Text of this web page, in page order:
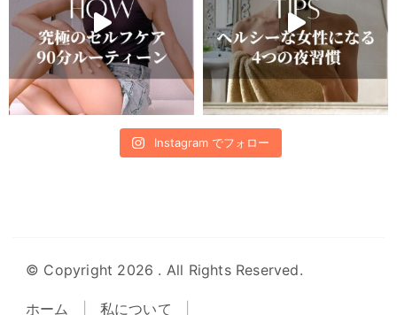
Instagram でフォロー
© Copyright 2026 . All Rights Reserved.
ホーム 私について